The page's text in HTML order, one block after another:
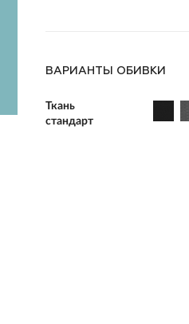
ВАРИАНТЫ ОБИВКИ
Ткань
стандарт